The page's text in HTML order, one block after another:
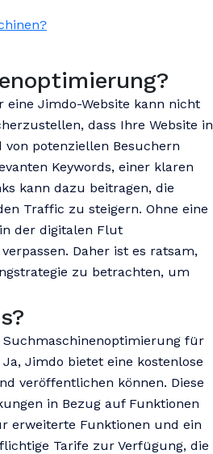
Jimdo-Website kann nicht
dass Ihre Website in
potenziellen Besuchern
Keywords, einer klaren
kann dazu beitragen, die
Traffic zu steigern. Ohne eine
der digitalen Flut
Daher ist es ratsam,
zu betrachten, um
für
Jimdo bietet eine kostenlose
veröffentlichen können. Diese
in Bezug auf Funktionen
erweiterte Funktionen und ein
Tarife zur Verfügung, die